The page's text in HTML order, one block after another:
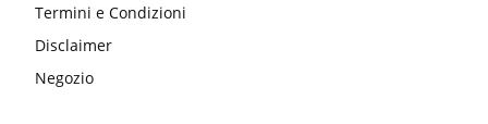
Termini e Condizioni
Disclaimer
Negozio